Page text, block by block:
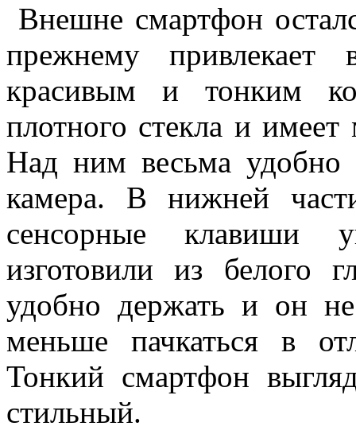
Внешне смартфон
прежнему привлекает
красивым и тонким
плотного стекла и
Над ним весьма удобно
камера. В нижней
сенсорные клавиши
изготовили из белого
удобно держать и он
меньше пачкаться в
Тонкий смартфон
стильный.